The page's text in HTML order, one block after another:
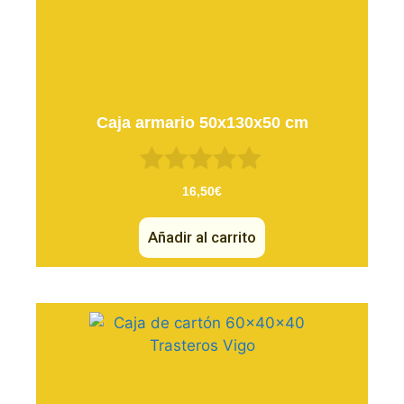
Caja armario 50x130x50 cm
d
e
5
16,50€
Añadir al carrito